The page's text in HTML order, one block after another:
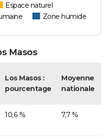
Espace naturel
Zone humide
Masos
Los Masos :
pourcentage
Moyenne
nationale
10,6 % 7,7 %